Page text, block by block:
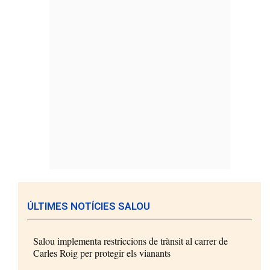
ÚLTIMES NOTÍCIES SALOU
Salou implementa restriccions de trànsit al carrer de
Carles Roig per protegir els vianants